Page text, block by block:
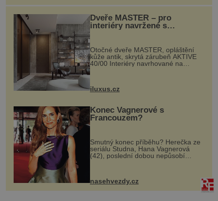
Dveře MASTER – pro
interiéry navržené s
rozumem i vášní!
Otočné dveře MASTER, opláštění
kůže antik, skrytá zárubeň AKTIVE
40/00 Interiéry navrhované na
zakázku často vyžadují atypické
rozměry nejen nábytku, ale i
dnes umož...
iluxus.cz
Konec Vagnerové s
Francouzem?
Smutný konec příběhu? Herečka ze
seriálu Studna, Hana Vagnerová
(42), poslední dobou nepůsobí
nasehvezdy.cz